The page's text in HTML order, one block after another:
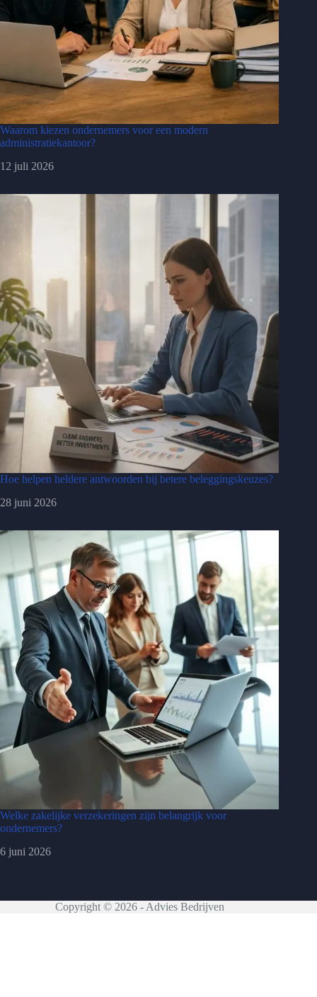
Waarom kiezen ondernemers voor een modern
administratiekantoor?
12 juli 2026
Hoe helpen heldere antwoorden bij betere beleggingskeuzes?
28 juni 2026
Welke zakelijke verzekeringen zijn belangrijk voor
ondernemers?
6 juni 2026
Copyright © 2026 - Advies Bedrijven